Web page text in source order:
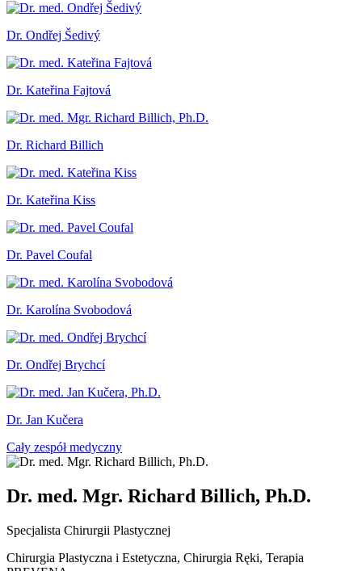
Dr. Ondřej Šedivý
Dr. Kateřina Fajtová
Dr. Richard Billich
Dr. Kateřina Kiss
Dr. Pavel Coufal
Dr. Karolína Svobodová
Dr. Ondřej Brychcí
Dr. Jan Kučera
Cały zespół medyczny
Dr. med. Mgr. Richard Billich, Ph.D.
Specjalista Chirurgii Plastycznej
Chirurgia Plastyczna i Estetyczna, Chirurgia Ręki, Terapia